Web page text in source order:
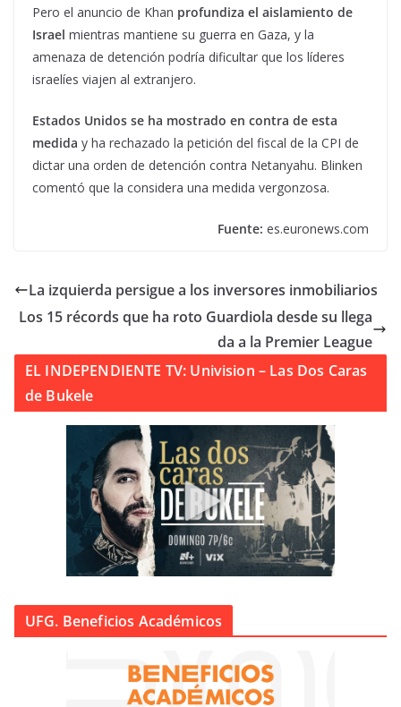
Pero el anuncio de Khan profundiza el aislamiento de
Israel mientras mantiene su guerra en Gaza, y la
amenaza de detención podría dificultar que los líderes
israelíes viajen al extranjero.
Estados Unidos se ha mostrado en contra de esta
medida y ha rechazado la petición del fiscal de la CPI de
dictar una orden de detención contra Netanyahu. Blinken
comentó que la considera una medida vergonzosa.
Fuente: es.euronews.com
La izquierda persigue a los inversores inmobiliarios
Los 15 récords que ha roto Guardiola desde su llega
da a la Premier League
EL INDEPENDIENTE TV: Univision – Las Dos Caras
de Bukele
UFG. Beneficios Académicos